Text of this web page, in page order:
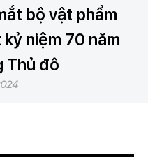
bộ vật phẩm
niệm 70 năm
Thủ đô